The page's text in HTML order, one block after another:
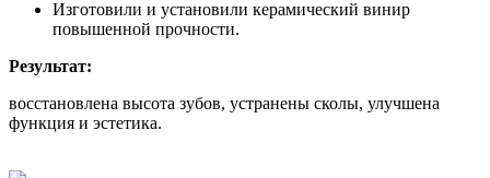
Изготовили и установили керамический винир
повышенной прочности.
Результат:
восстановлена высота зубов, устранены сколы, улучшена
функция и эстетика.